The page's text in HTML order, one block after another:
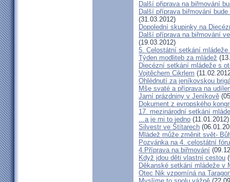
Další připrava na biřmování
Další příprava biřmování
(31.03.2012)
Dopolední skupinky na
Další příprava na biřmování
(19.03.2012)
5. Celostátní setkání
Týden modliteb za mládež
Diecézní setkání mládeže s
Vojtěchem Cikrlem
Ohlédnutí za jeníkovskou
Mše svaté a příprava na
Jarní prázdniny v Jeníkově
Dokument z evropského
17. mezinárodní setkání
...a je mi to jedno (11.01.2012)
Silvestr ve Štítarech
Mládež může změnit svět-
Pozvánka na 4. celostátní
4.Příprava na biřmování
Když jdou děti vlastní cestou
Děkanské setkání mládeže v
Otec Nik vzpomíná na